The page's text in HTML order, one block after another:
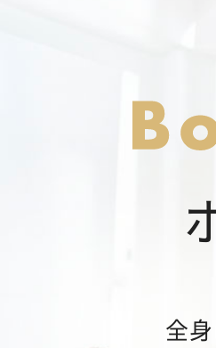
PRODUCTS
Feminine
Body Care
全